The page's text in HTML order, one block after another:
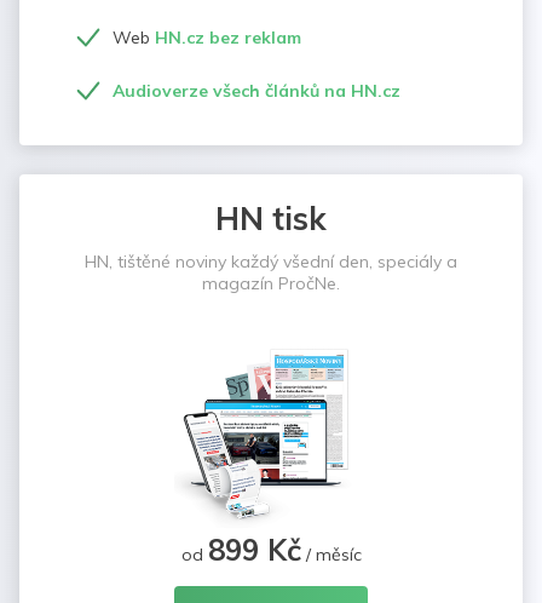
Web HN.cz bez reklam
Audioverze všech článků na HN.cz
HN tisk
HN, tištěné noviny každý všední den, speciály a
magazín PročNe.
od 899 Kč/ měsíc